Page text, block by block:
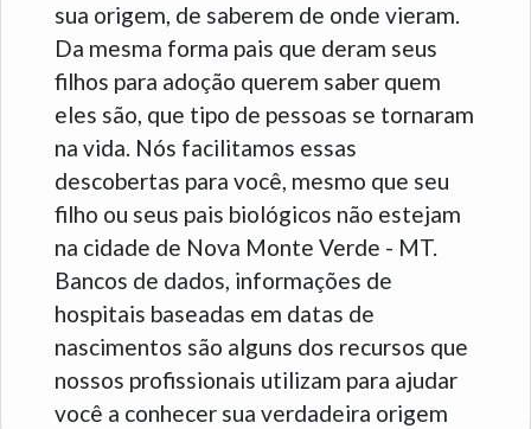
sua origem, de saberem de onde vieram.
Da mesma forma pais que deram seus
filhos para adoção querem saber quem
eles são, que tipo de pessoas se tornaram
na vida. Nós facilitamos essas
descobertas para você, mesmo que seu
filho ou seus pais biológicos não estejam
na cidade de Nova Monte Verde - MT.
Bancos de dados, informações de
hospitais baseadas em datas de
nascimentos são alguns dos recursos que
nossos profissionais utilizam para ajudar
você a conhecer sua verdadeira origem